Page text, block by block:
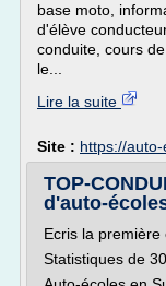
base moto,
d'élève
conduite, cours
le...
Lire la suite
Site : https://
TOP-
d'auto-
Ecris la
Statistiques de